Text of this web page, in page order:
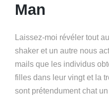
Man
Laissez-moi révéler tout
shaker et un autre nous
mails que les individus
filles dans leur vingt et la
sont prétendument chat